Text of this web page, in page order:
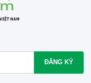
ĐĂNG KÝ